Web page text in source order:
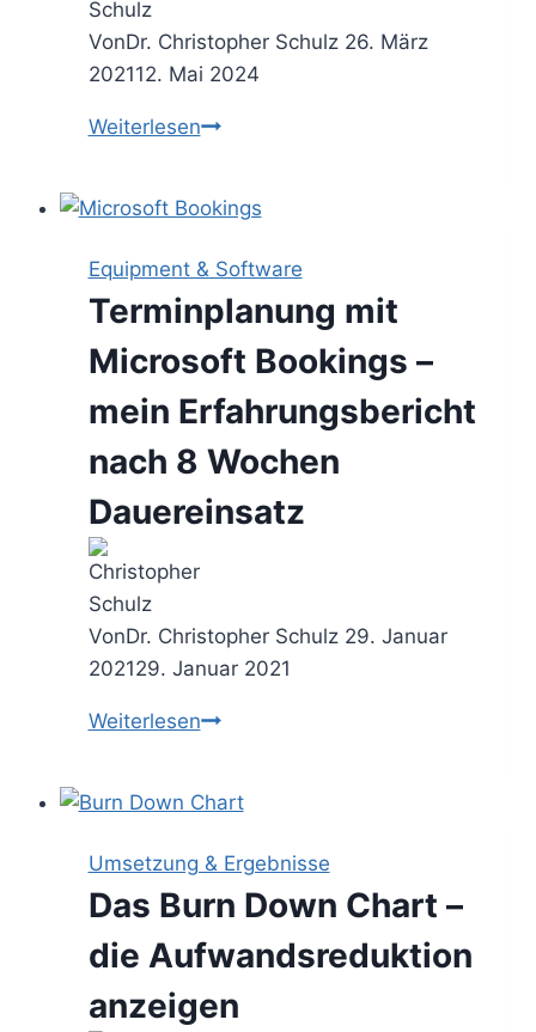
VonDr. Christopher Schulz 26. März
202112. Mai 2024
WeiterlesenKopiermaschine
–
meine
nach
5
Dauernutzung
Equipment & Software
Terminplanung mit
Microsoft Bookings –
mein Erfahrungsbericht
nach 8 Wochen
Dauereinsatz
VonDr. Christopher Schulz 29. Januar
202129. Januar 2021
WeiterlesenTerminplanung
Bookings
–
mein
Erfahrungsbericht
nach
Wochen
Umsetzung & Ergebnisse
Das Burn Down Chart –
die Aufwandsreduktion
anzeigen